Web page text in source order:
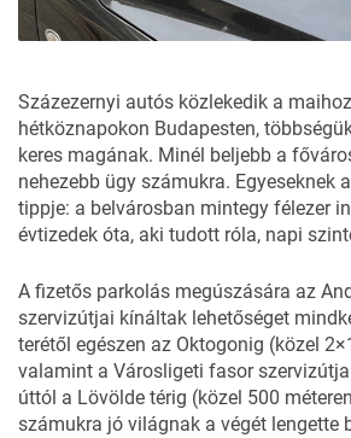
Százezernyi autós közlekedik a
hétköznapokon Budapesten,
keres magának. Minél beljebb a
nehezebb ügy számukra. Egyeseknek
tippje: a belvárosban mintegy félezer
évtizedek óta, aki tudott róla, napi
A fizetős parkolás megúszására az
szervizútjai kínáltak lehetőséget
terétől egészen az Oktogonig (közel
valamint a Városligeti fasor
úttól a Lövölde térig (közel 500
számukra jó világnak a végét lengette